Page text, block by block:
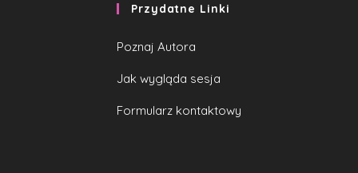
Przydatne Linki
Poznaj Autora
Jak wygląda sesja
Formularz kontaktowy